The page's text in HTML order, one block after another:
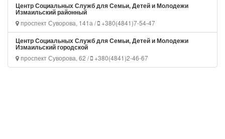
Центр Социальных Служб для Семьи, Детей и Молодежи
Измаильский районный
проспект Суворова, 141а / +380(4841)7-54-47
Центр Социальных Служб для Семьи, Детей и Молодежи
Измаильский городской
проспект Суворова, 62 / +380(4841)2-46-67